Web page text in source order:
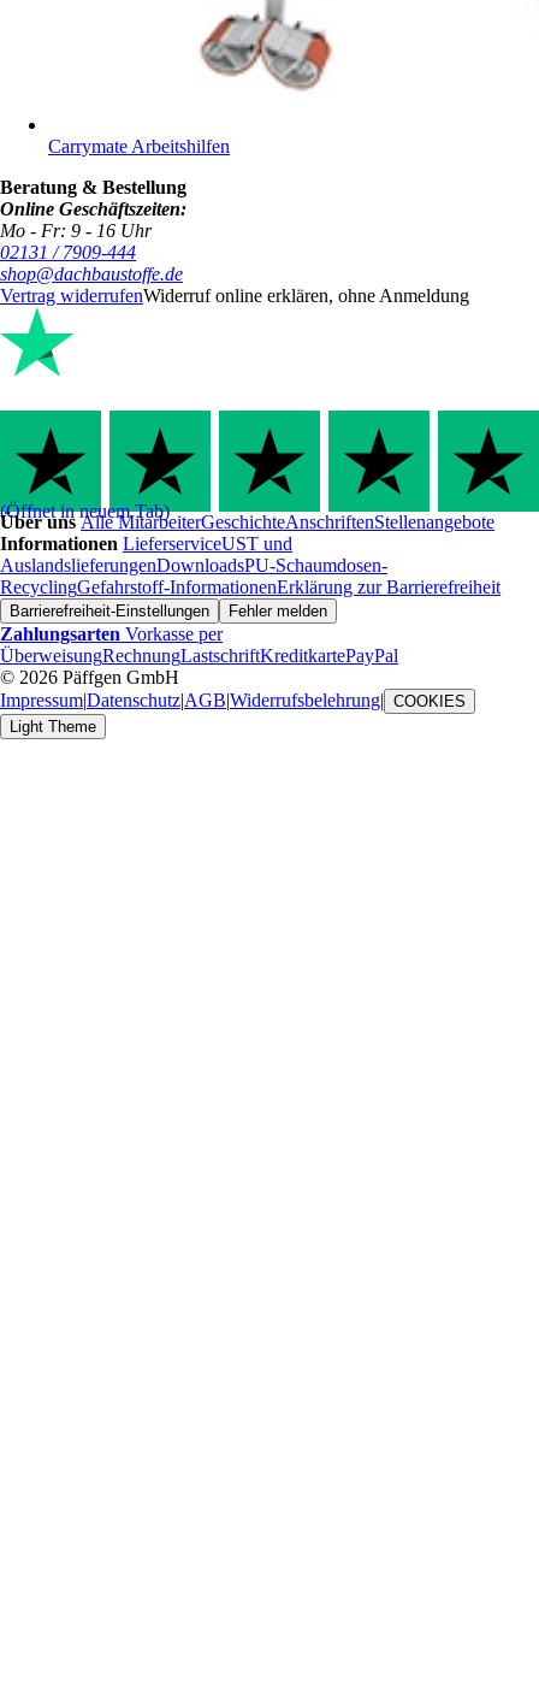
Carrymate Arbeitshilfen
Beratung & Bestellung
Online Geschäftszeiten:
Mo - Fr: 9 - 16 Uhr
02131 / 7909-444
shop@dachbaustoffe.de
Vertrag widerrufenWiderruf online erklären, ohne Anmeldung
(Öffnet in neuem Tab)
Über unsAlle MitarbeiterGeschichteAnschriftenStellenangebote
Informationen LieferserviceUST und
AuslandslieferungenDownloadsPU-Schaumdosen-
RecyclingGefahrstoff-InformationenErklärung zur Barrierefreiheit
Barrierefreiheit-Einstellungen Fehler melden
Zahlungsarten Vorkasse per
ÜberweisungRechnungLastschriftKreditkartePayPal
© 2026 Päffgen GmbH
Impressum|Datenschutz|AGB|Widerrufsbelehrung| COOKIES
Light Theme